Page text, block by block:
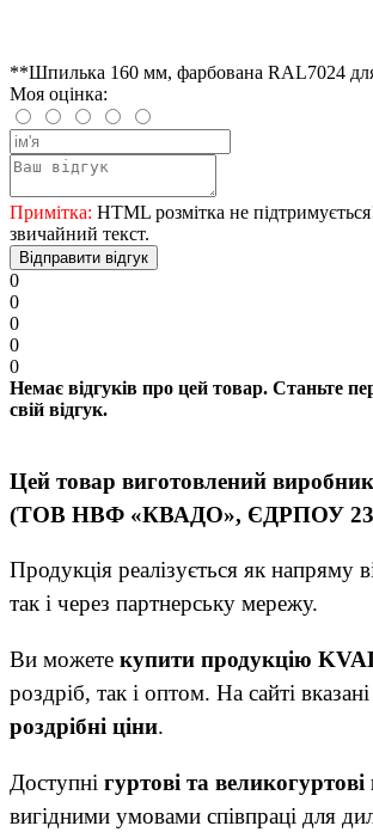
**Шпилька 160 мм, фарбована RAL7024
Моя оцінка:
Примітка: HTML розмітка не
звичайний текст.
Відправити відгук
0
0
0
0
0
Немає відгуків про цей товар. Станьте
свій відгук.
Цей товар виготовлений
(ТОВ НВФ «КВАДО», ЄДРПОУ
Продукція реалізується як напряму
так і через партнерську мережу.
Ви можете купити продукцію
роздріб, так і оптом. На сайті вказані
роздрібні ціни.
Доступні гуртові та
вигідними умовами співпраці для